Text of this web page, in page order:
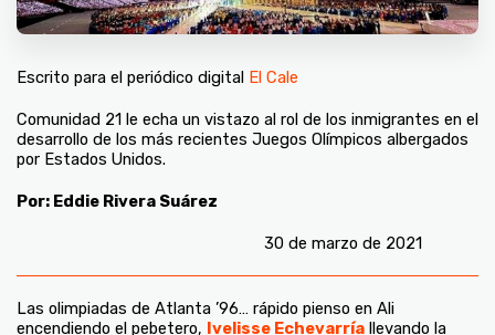
Escrito para el periódico digital El Cale
Comunidad 21 le echa un vistazo al rol de los inmigrantes en el
desarrollo de los más recientes Juegos Olímpicos albergados
por Estados Unidos.
Por: Eddie Rivera Suárez
30 de marzo de 2021
Las olimpiadas de Atlanta ’96… rápido pienso en Ali
encendiendo el pebetero, Ivelisse Echevarría llevando la